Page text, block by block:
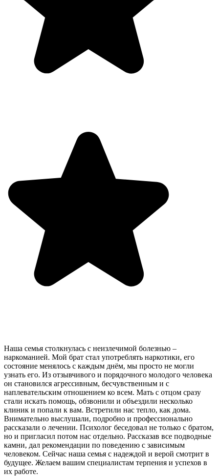
Наша семья столкнулась с неизлечимой болезнью –
наркоманией. Мой брат стал употреблять наркотики, его
состояние менялось с каждым днём, мы просто не могли
узнать его. Из отзывчивого и порядочного молодого человека
он становился агрессивным, бесчувственным и с
наплевательским отношением ко всем. Мать с отцом сразу
стали искать помощь, обзвонили и объездили несколько
клиник и попали к вам. Встретили нас тепло, как дома.
Внимательно выслушали, подробно и профессионально
рассказали о лечении. Психолог беседовал не только с братом,
но и пригласил потом нас отдельно. Рассказав все подводные
камни, дал рекомендации по поведению с зависимым
человеком. Сейчас наша семья с надеждой и верой смотрит в
будущее. Желаем вашим специалистам терпения и успехов в
их работе.